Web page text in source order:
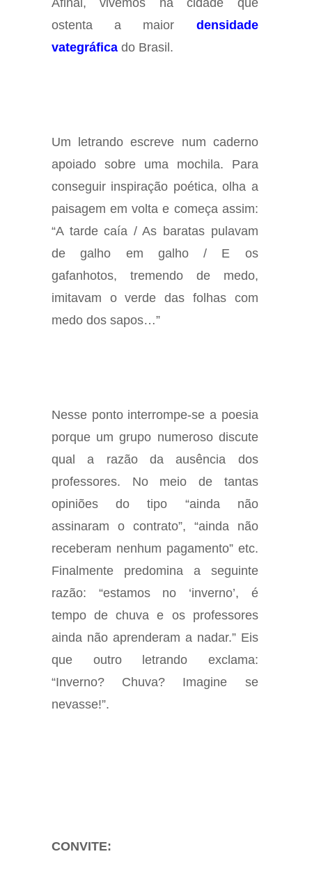
Afinal, vivemos na cidade que
ostenta a maior densidade
vategráfica do Brasil.
Um letrando escreve num caderno
apoiado sobre uma mochila. Para
conseguir inspiração poética, olha a
paisagem em volta e começa assim:
“A tarde caía / As baratas pulavam
de galho em galho / E os
gafanhotos, tremendo de medo,
imitavam o verde das folhas com
medo dos sapos…”
Nesse ponto interrompe-se a poesia
porque um grupo numeroso discute
qual a razão da ausência dos
professores. No meio de tantas
opiniões do tipo “ainda não
assinaram o contrato”, “ainda não
receberam nenhum pagamento” etc.
Finalmente predomina a seguinte
razão: “estamos no ‘inverno’, é
tempo de chuva e os professores
ainda não aprenderam a nadar.” Eis
que outro letrando exclama:
“Inverno? Chuva? Imagine se
nevasse!”.
CONVITE: